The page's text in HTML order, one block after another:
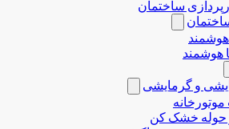
ساختمان
هوشمند
و گرمایشی
و حوله خشک کن